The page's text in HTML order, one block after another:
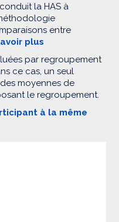
la HAS à
entre
plus
par regroupement
ce cas, un seul
moyennes de
le regroupement.
à la même